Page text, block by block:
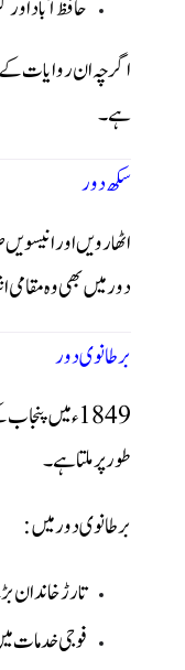
حافظ آباد
اگرچہ ان روایات کے
ہے۔
سکھ دور
اٹھارویں اور
دور میں بھی وہ
برطانوی دور
1849ء میں
طور پر ملتا ہے۔
برطانوی دور میں:
تارڑ
فوجی خدمات